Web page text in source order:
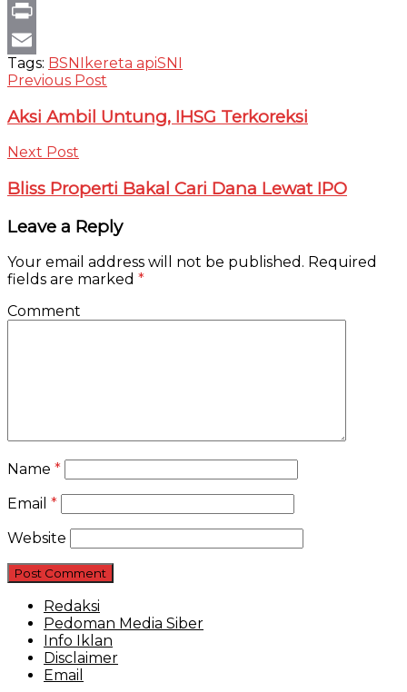
Gmail
Print
Email
Tags: BSNI kereta apiSNI
Previous Post
Aksi Ambil Untung, IHSG Terkoreksi
Next Post
Bliss Properti Bakal Cari Dana Lewat IPO
Leave a Reply
Your email address will not be published. Required
fields are marked *
Comment
Name *
Email *
Website
Redaksi
Pedoman Media Siber
Info Iklan
Disclaimer
Email